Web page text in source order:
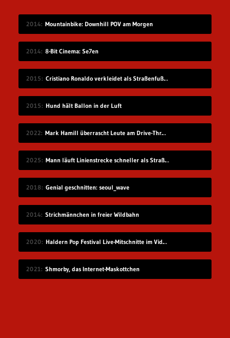
2014 Mountainbike: Downhill POV am Morgen
2014 8-Bit Cinema: Se7en
2015 Cristiano Ronaldo verkleidet als Straßenfußballer
2015 Hund hält Ballon in der Luft
2022 Mark Hamill überrascht Leute am Drive-Thru-Schalter
2025 Mann läuft Linienstrecke schneller als Straßenbahn
2018 Genial geschnitten: seoul_wave
2014 Strichmännchen in freier Wildbahn
2020 Haldern Pop Festival Live-Mitschnitte im Videostream (2008-2019)
2021 Shmorby, das Internet-Maskottchen